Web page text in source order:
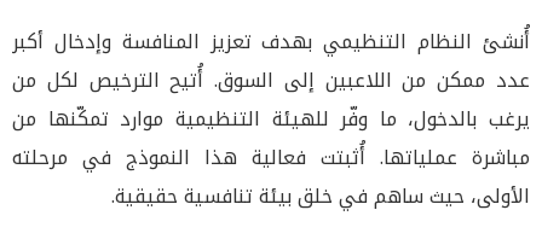
أُنشئ النظام التنظيمي بهدف تعزيز المنافسة وإدخال أكبر
عدد ممكن من اللاعبين إلى السوق. أُتيح الترخيص لكل من
يرغب بالدخول، ما وفّر للهيئة التنظيمية موارد تمكّنها من
مباشرة عملياتها. أُثبتت فعالية هذا النموذج في مرحلته
الأولى، حيث ساهم في خلق بيئة تنافسية حقيقية.